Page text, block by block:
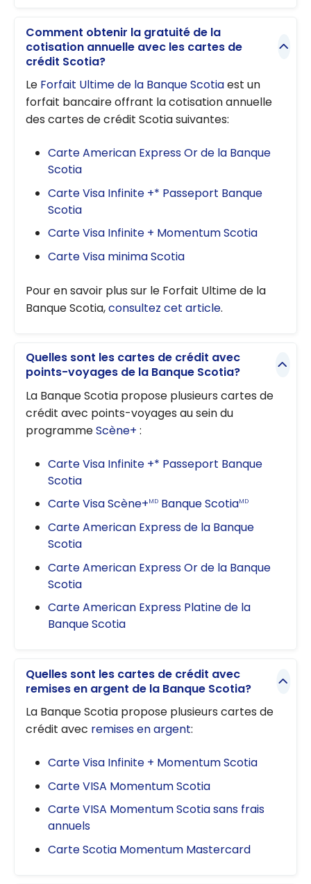
Comment obtenir la gratuité de la
cotisation annuelle avec les cartes de
crédit Scotia?
Le Forfait Ultime de la Banque Scotiaest un
forfait bancaire offrant la cotisation annuelle
des cartes de crédit Scotia suivantes:
Carte American Express Or de la Banque
Scotia
Carte Visa Infinite +* Passeport Banque
Scotia
Carte Visa Infinite + Momentum Scotia
Carte Visa minima Scotia
Pour en savoir plus sur le Forfait Ultime de la
Banque Scotia,consultez cet article.
Quelles sont les cartes de crédit avec
points-voyages de la Banque Scotia?
La Banque Scotia propose plusieurs cartes de
crédit avec points-voyages au sein du
programmeScène+ :
Carte Visa Infinite +* Passeport Banque
Scotia
Carte Visa Scène+MD Banque ScotiaMD
Carte American Express de la Banque
Scotia
Carte American Express Or de la Banque
Scotia
Carte American Express Platine de la
Banque Scotia
Quelles sont les cartes de crédit avec
remises en argent de la Banque Scotia?
La Banque Scotia propose plusieurs cartes de
crédit avec remises en argent:
Carte Visa Infinite + Momentum Scotia
Carte VISA Momentum Scotia
Carte VISA Momentum Scotia sans frais
annuels
Carte Scotia Momentum Mastercard